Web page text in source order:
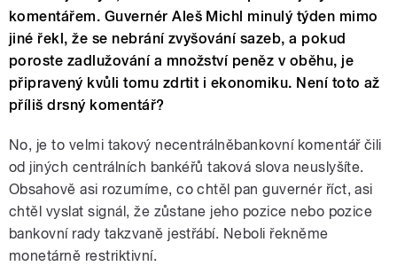
komentářem. Guvernér Aleš Michl minulý týden mimo
jiné řekl, že se nebrání zvyšování sazeb, a pokud
poroste zadlužování a množství peněz v oběhu, je
připravený kvůli tomu zdrtit i ekonomiku. Není toto až
příliš drsný komentář?
No, je to velmi takový necentrálněbankovní komentář čili
od jiných centrálních bankéřů taková slova neuslyšíte.
Obsahově asi rozumíme, co chtěl pan guvernér říct, asi
chtěl vyslat signál, že zůstane jeho pozice nebo pozice
bankovní rady takzvaně jestřábí. Neboli řekněme
monetárně restriktivní.